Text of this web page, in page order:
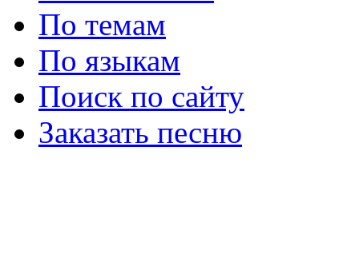
По темам
По языкам
Поиск по сайту
Заказать песню